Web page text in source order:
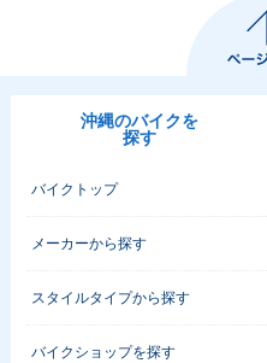
沖縄のバイクを
探す
バイクトップ
メーカーから探す
スタイルタイプから探す
バイクショップを探す